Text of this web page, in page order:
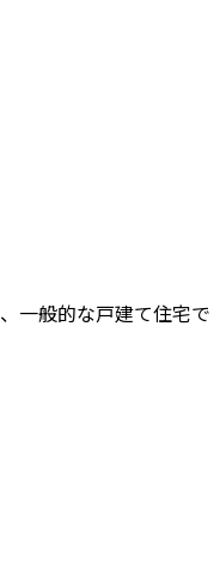
一般的な戸建て住宅で